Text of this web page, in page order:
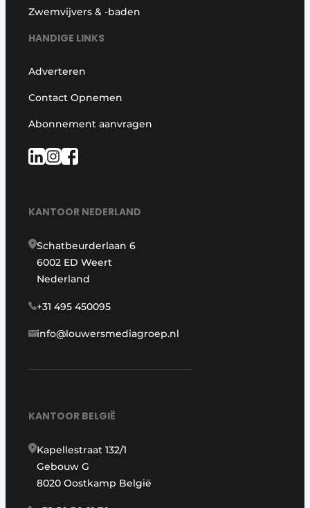
Zwemvijvers & -baden
HANDIGE LINKS
Adverteren
Contact Opnemen
Abonnement aanvragen
KANTOOR NEDERLAND
Schatbeurderlaan 6
6002 ED Weert
Nederland
+31 495 450095
info@louwersmediagroep.nl
KANTOOR BELGIË
Kapellestraat 132/1
Gebouw G
8020 Oostkamp België